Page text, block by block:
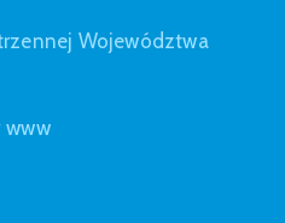
Województwa
www